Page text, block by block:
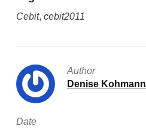
Cebit, cebit2011
Author
Denise Kohmann
Date